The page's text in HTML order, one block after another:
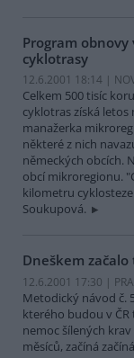
Program
cyklotrasy
12.6.2001 18:14 |
Celkem 500 tisíc
cyklotras získá
manažerka
některé z nich
německých obcích.
obcí mikroregionu.
kilometru
Soukupová.
Dneškem
12.6.2001 17:30 |
Metodický návod č.
kterého budou v
nemoc šílených krav
měsíců, začíná